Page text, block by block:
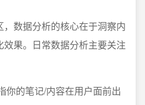
数据分析的核心在于洞察内
果。日常数据分析主要关注
你的笔记/内容在用户面前出